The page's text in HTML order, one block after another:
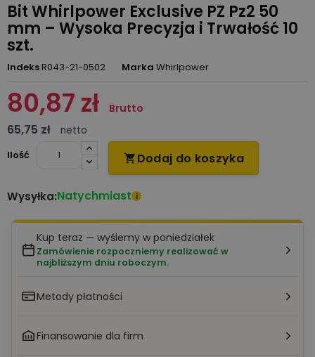
Bit Whirlpower Exclusive PZ Pz2 50
mm – Wysoka Precyzja i Trwałość 10
szt.
IndeksR043-21-0502 Marka Whirlpower
80,87 zł Brutto
65,75 zł
netto
Ilość
 Dodaj do koszyka
Wysyłka:Natychmiast i
Kup teraz — wyślemy w poniedziałek
Zamówienie rozpoczniemy realizować w
najbliższym dniu roboczym.
Metody płatności
Finansowanie dla firm